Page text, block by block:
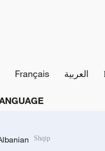
Français العربية
Shqip